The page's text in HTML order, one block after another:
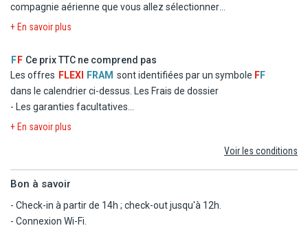
compagnie aérienne que vous allez sélectionner
- Logement à l'hôtel Sandies Nungwi Beach en chambre double
- La formule Tout inclus
- Les taxes d'aéroport et de solidarité
- Le transfert
+ En savoir plus
F F Ce prix TTC ne comprend pas
Les offres FLEXI FRAM sont identifiées par un symbole FF
dans le calendrier ci-dessus.
Les Frais de dossier
- Les garanties facultatives
- Les autres repas et les boissons
+ En savoir plus
Voir les conditions
Bon à savoir
- Check-in à partir de 14h ; check-out jusqu'à 12h.
- Connexion Wi-Fi.